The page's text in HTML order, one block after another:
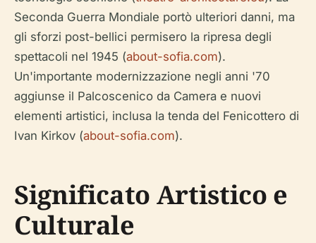
Seconda Guerra Mondiale portò ulteriori danni, ma
gli sforzi post-bellici permisero la ripresa degli
spettacoli nel 1945 (about-sofia.com).
Un'importante modernizzazione negli anni '70
aggiunse il Palcoscenico da Camera e nuovi
elementi artistici, inclusa la tenda del Fenicottero di
Ivan Kirkov (about-sofia.com).
Significato Artistico e
Culturale